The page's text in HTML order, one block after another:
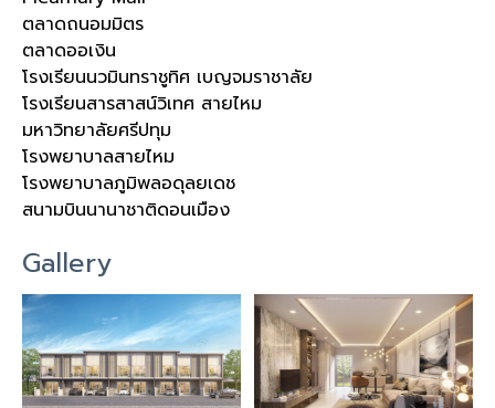
ตลาดถนอมมิตร
ตลาดออเงิน
โรงเรียนนวมินทราชูทิศ เบญจมราชาลัย
โรงเรียนสารสาสน์วิเทศ สายไหม
มหาวิทยาลัยศรีปทุม
โรงพยาบาลสายไหม
โรงพยาบาลภูมิพลอดุลยเดช
สนามบินนานาชาติดอนเมือง
Gallery